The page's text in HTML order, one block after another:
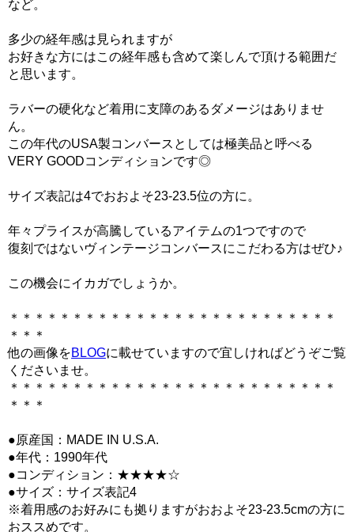
など。
多少の経年感は見られますが
お好きな方にはこの経年感も含めて楽しんで頂ける範囲だ
と思います。
ラバーの硬化など着用に支障のあるダメージはありませ
ん。
この年代のUSA製コンバースとしては極美品と呼べる
VERY GOODコンディションです◎
サイズ表記は4でおおよそ23-23.5位の方に。
年々プライスが高騰しているアイテムの1つですので
復刻ではないヴィンテージコンバースにこだわる方はぜひ♪
この機会にイカガでしょうか。
＊＊＊＊＊＊＊＊＊＊＊＊＊＊＊＊＊＊＊＊＊＊＊＊＊＊
＊＊＊
他の画像をBLOGに載せていますので宜しければどうぞご覧
くださいませ。
＊＊＊＊＊＊＊＊＊＊＊＊＊＊＊＊＊＊＊＊＊＊＊＊＊＊
＊＊＊
●原産国：MADE IN U.S.A.
●年代：1990年代
●コンディション：★★★★☆
●サイズ：サイズ表記4
※着用感のお好みにも拠りますがおおよそ23-23.5cmの方に
おススめです。